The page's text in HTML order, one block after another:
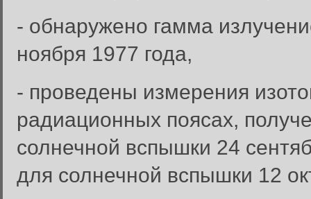
- обнаружено гамма
ноября 1977 года,
- проведены измерения
радиационных поясах,
солнечной вспышки 24
для солнечной вспышки 12